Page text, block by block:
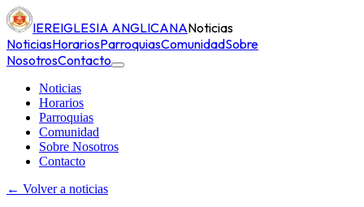
IEREIGLESIA ANGLICANANoticias
NoticiasHorariosParroquiasComunidadSobre
NosotrosContacto
Noticias
Horarios
Parroquias
Comunidad
Sobre Nosotros
Contacto
← Volver a noticias